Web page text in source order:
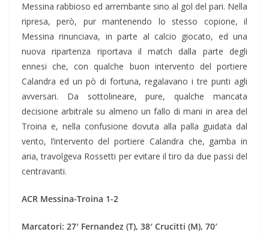
Messina rabbioso ed arrembante sino al gol del pari. Nella
ripresa, però, pur mantenendo lo stesso copione, il
Messina rinunciava, in parte al calcio giocato, ed una
nuova ripartenza riportava il match dalla parte degli
ennesi che, con qualche buon intervento del portiere
Calandra ed un pò di fortuna, regalavano i tre punti agli
avversari. Da sottolineare, pure, qualche mancata
decisione arbitrale su almeno un fallo di mani in area del
Troina e, nella confusione dovuta alla palla guidata dal
vento, l’intervento del portiere Calandra che, gamba in
aria, travolgeva Rossetti per evitare il tiro da due passi del
centravanti.
ACR Messina-Troina 1-2
Marcatori: 27′ Fernandez (T), 38′ Crucitti (M), 70′